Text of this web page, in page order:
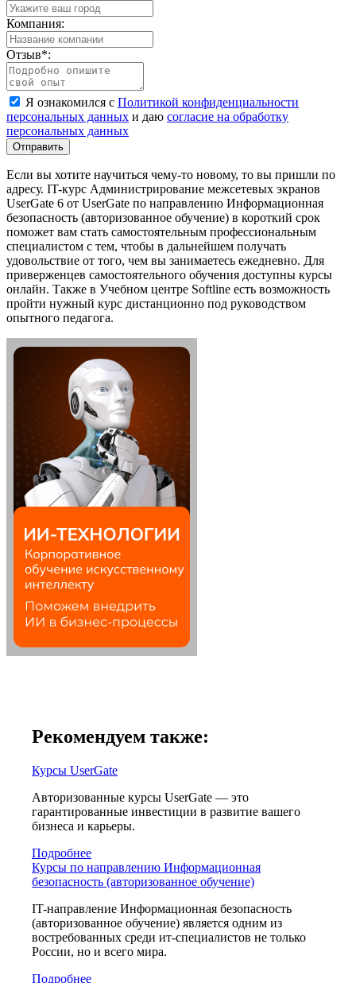
Компания:
Отзыв*:
Я ознакомился с Политикой конфиденциальности
персональных данных и даю согласие на обработку
персональных данных
Отправить
Если вы хотите научиться чему-то новому, то вы пришли по
адресу. IT-курс Администрирование межсетевых экранов
UserGate 6 от UserGate по направлению Информационная
безопасность (авторизованное обучение) в короткий срок
поможет вам стать самостоятельным профессиональным
специалистом с тем, чтобы в дальнейшем получать
удовольствие от того, чем вы занимаетесь ежедневно. Для
приверженцев самостоятельного обучения доступны курсы
онлайн. Также в Учебном центре Softline есть возможность
пройти нужный курс дистанционно под руководством
опытного педагога.
Рекомендуем также:
Курсы UserGate
Авторизованные курсы UserGate — это
гарантированные инвестиции в развитие вашего
бизнеса и карьеры.
Подробнее
Курсы по направлению Информационная
безопасность (авторизованное обучение)
IT-направление Информационная безопасность
(авторизованное обучение) является одним из
востребованных среди ит-специалистов не только
России, но и всего мира.
Подробнее